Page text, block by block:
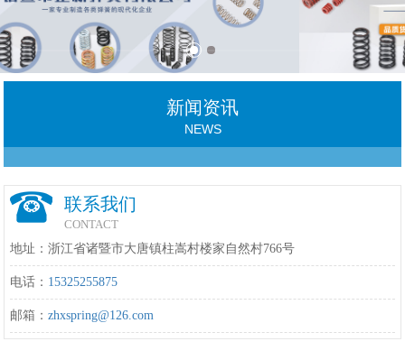
新闻资讯
NEWS
联系我们
CONTACT
地址：浙江省诸暨市大唐镇柱嵩村楼家自然村766号
电话： 15325255875
邮箱：zhxspring@126.com